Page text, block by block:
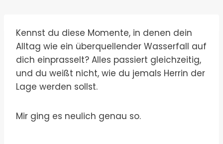
Kennst du diese Momente, in denen dein
Alltag wie ein überquellender Wasserfall auf
dich einprasselt? Alles passiert gleichzeitig,
und du weißt nicht, wie du jemals Herrin der
Lage werden sollst.
Mir ging es neulich genau so.